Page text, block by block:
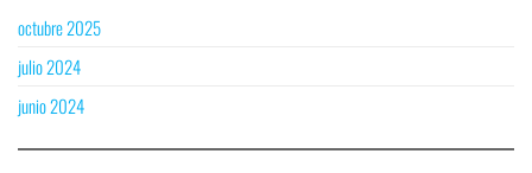
octubre 2025
julio 2024
junio 2024